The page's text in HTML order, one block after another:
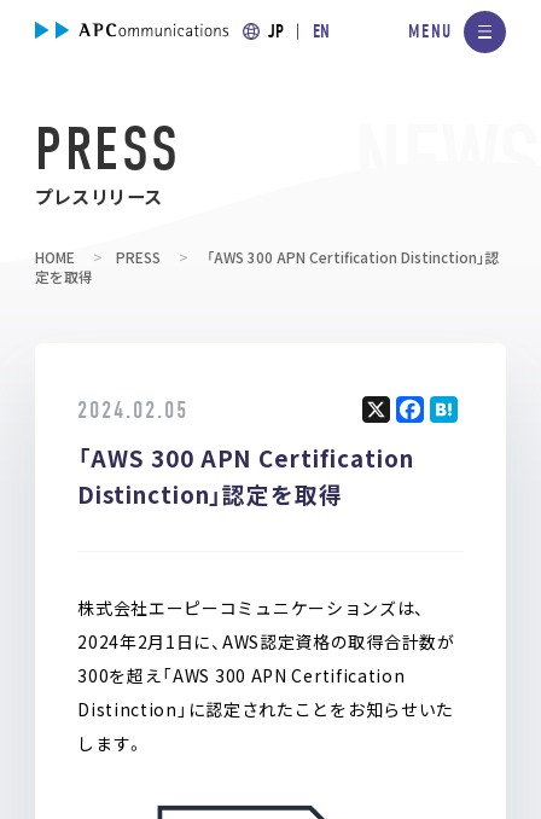
JP EN
PRESS
プレスリリース
HOME PRESS
「AWS 300 APN Certification Distinction」認
定を取得
2024.02.05
「AWS 300 APN Certification
Distinction」認定を取得
a
k
株式会社エーピーコミュニケーションズは、
2024年2月1日に、AWS認定資格の取得合計数が
300を超え「AWS 300 APN Certification
Distinction」に認定されたことをお知らせいた
します。